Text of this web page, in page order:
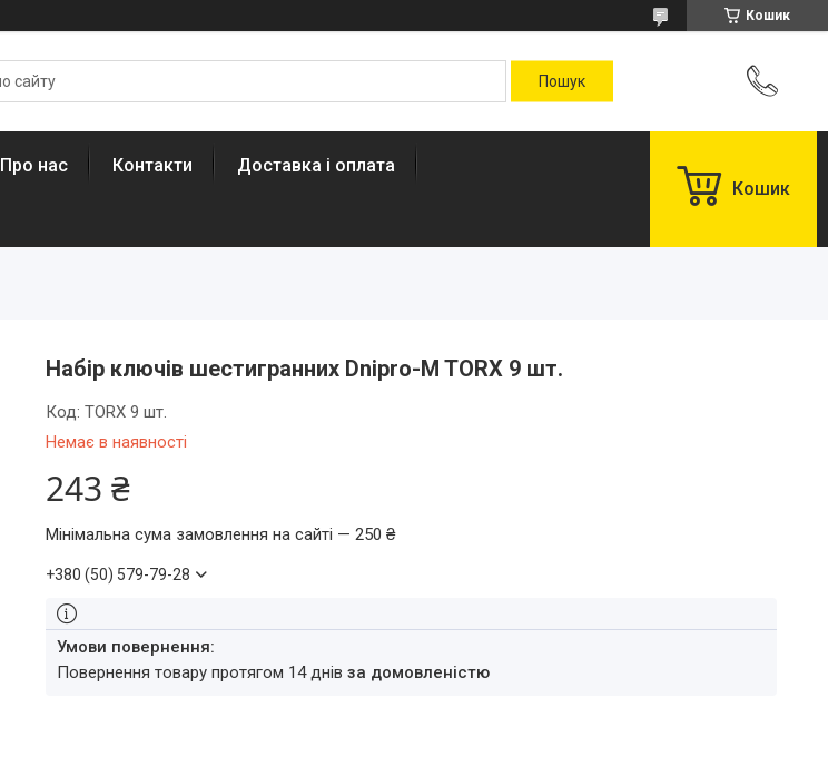
Кошик
Про нас Контакти Доставка і оплата
Кошик
Набір ключів шестигранних Dnipro-M TORX 9 шт.
Немає в наявності
Код:TORX 9 шт.
243 ₴
Мінімальна сума замовлення на сайті — 250 ₴
+380 (50) 579-79-28
повернення товару протягом 14 днівза домовленістю